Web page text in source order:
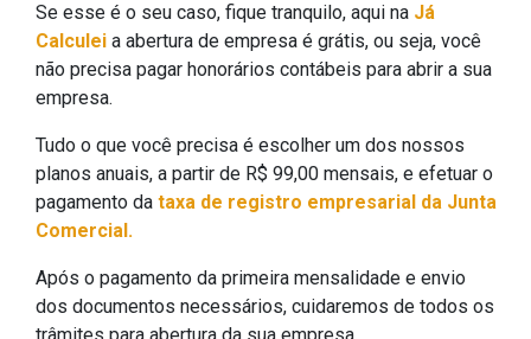
Se esse é o seu caso, fique tranquilo, aqui na Já
Calculei a abertura de empresa é grátis, ou seja, você
não precisa pagar honorários contábeis para abrir a sua
empresa.
Tudo o que você precisa é escolher um dos nossos
planos anuais, a partir de R$ 99,00 mensais, e efetuar o
pagamento da taxa de registro empresarial da Junta
Comercial.
Após o pagamento da primeira mensalidade e envio
dos documentos necessários, cuidaremos de todos os